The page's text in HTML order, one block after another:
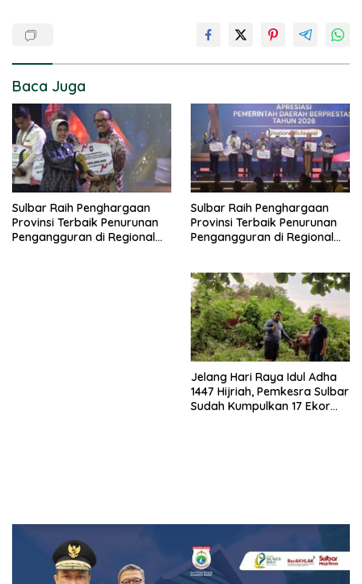
Baca Juga
Sulbar Raih Penghargaan
Provinsi Terbaik Penurunan
Pengangguran di Regional
Sulbar Raih Penghargaan
Provinsi Terbaik Penurunan
Pengangguran di Regional
Jelang Hari Raya Idul Adha
1447 Hijriah, Pemkesra Sulbar
Sudah Kumpulkan 17 Ekor